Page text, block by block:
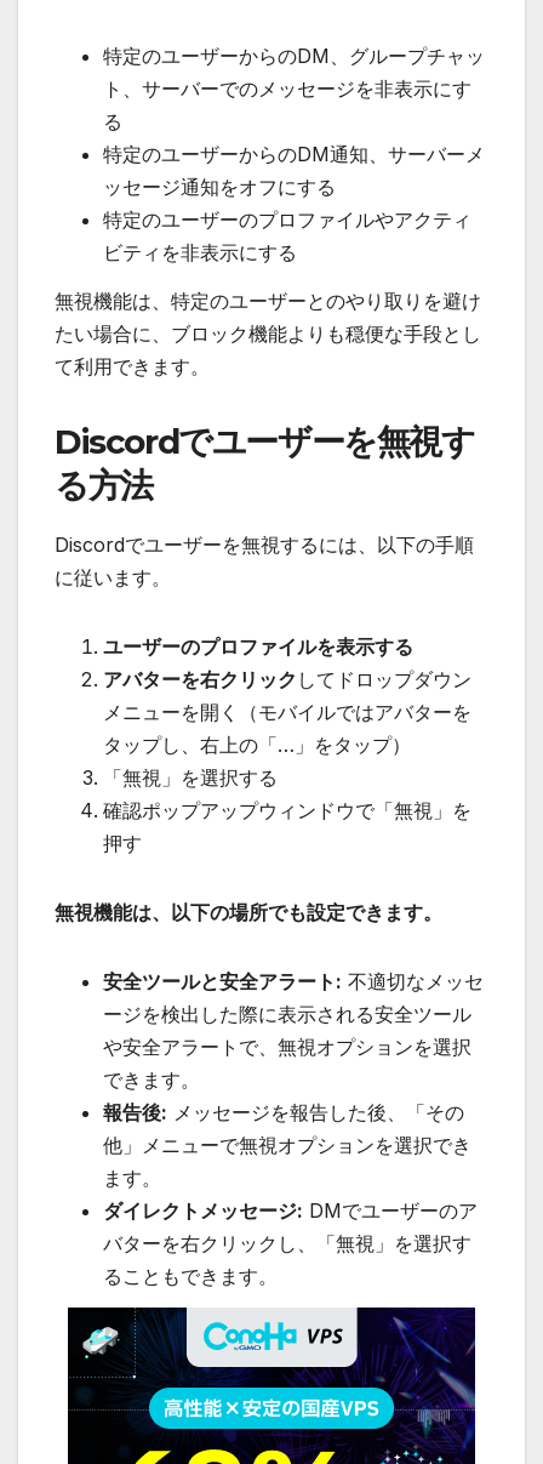
特定のユーザーからのDM、グループチャッ
ト、サーバーでのメッセージを非表示にす
る
特定のユーザーからのDM通知、サーバーメ
ッセージ通知をオフにする
特定のユーザーのプロファイルやアクティ
ビティを非表示にする
無視機能は、特定のユーザーとのやり取りを避け
たい場合に、ブロック機能よりも穏便な手段とし
て利用できます。
Discordでユーザーを無視す
る方法
Discordでユーザーを無視するには、以下の手順
に従います。
ユーザーのプロファイルを表示する
アバターを右クリック してドロップダウン
メニューを開く（モバイルではアバターを
タップし、右上の「…」をタップ）
「無視」を選択する
確認ポップアップウィンドウで「無視」を
押す
無視機能は、以下の場所でも設定できます。
安全ツールと安全アラート: 不適切なメッセ
ージを検出した際に表示される安全ツール
や安全アラートで、無視オプションを選択
できます。
報告後: メッセージを報告した後、「その
他」メニューで無視オプションを選択でき
ます。
ダイレクトメッセージ: DMでユーザーのア
バターを右クリックし、「無視」を選択す
ることもできます。